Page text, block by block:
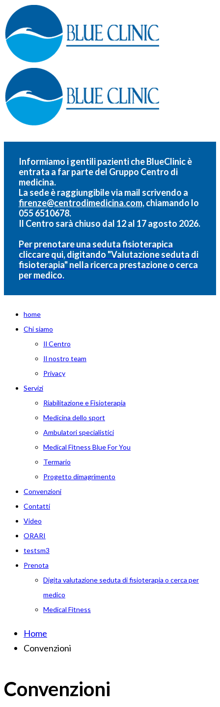
Informiamo i gentili pazienti che BlueClinic è
entrata a far parte del Gruppo Centro di
medicina.
La sede è raggiungibile via mail scrivendo a
firenze@centrodimedicina.com,chiamando lo
055 6510678.
Il Centro sarà chiuso dal 12 al 17 agosto 2026.
Per prenotare una seduta fisioterapica
cliccare qui, digitando "Valutazione seduta di
fisioterapia" nella ricerca prestazione o cerca
per medico.
home
Chi siamo
Il Centro
Il nostro team
Privacy
Servizi
Riabilitazione e Fisioterapia
Medicina dello sport
Ambulatori specialistici
Medical Fitness Blue For You
Termario
Progetto dimagrimento
Convenzioni
Contatti
Video
ORARI
testsm3
Prenota
Digita valutazione seduta di fisioterapia o cerca per
medico
Medical Fitness
Home
Convenzioni
Convenzioni